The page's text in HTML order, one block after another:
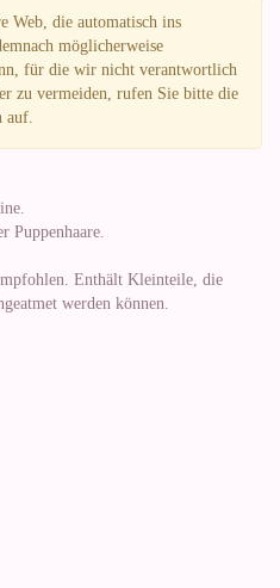
Web, die automatisch ins
möglicherweise
für die wir nicht verantwortlich
zu vermeiden, rufen Sie bitte die
auf.
Puppenhaare.
Enthält Kleinteile, die
werden können.